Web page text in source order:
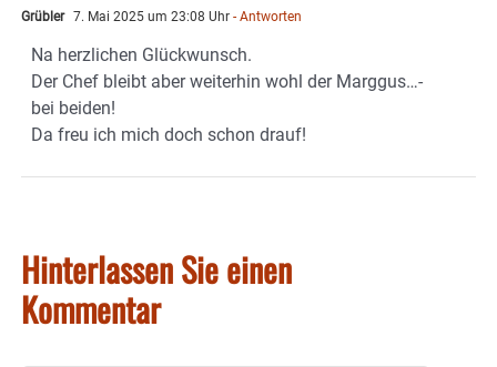
Grübler 7. Mai 2025 um 23:08 Uhr - Antworten
Na herzlichen Glückwunsch.
Der Chef bleibt aber weiterhin wohl der Marggus…-
bei beiden!
Da freu ich mich doch schon drauf!
Hinterlassen Sie einen
Kommentar